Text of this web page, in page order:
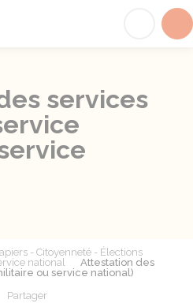
services
- Citoyenneté - Élections
national
Attestation des
ou service national)
Partager